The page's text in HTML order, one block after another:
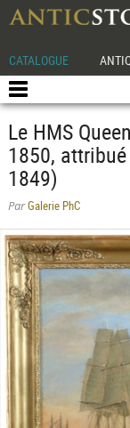
CATALOGUE
Le HMS
1850,
1849)
ParGalerie PhC